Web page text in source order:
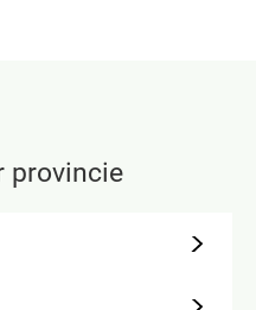
provincie